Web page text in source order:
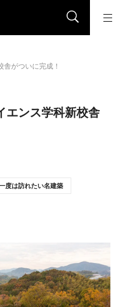
がついに完成！
エンス学科新校舎
度は訪れたい名建築